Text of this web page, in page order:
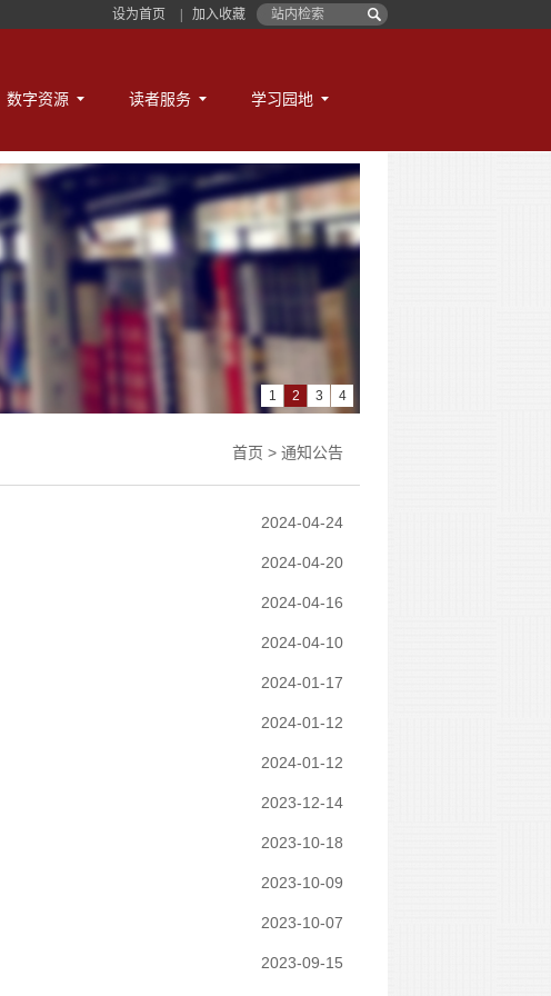
设为首页 加入收藏
数字资源 读者服务 学习园地
1 2 3 4
首页 > 通知公告
2024-04-24
2024-04-20
2024-04-16
2024-04-10
2024-01-17
2024-01-12
2024-01-12
2023-12-14
2023-10-18
2023-10-09
2023-10-07
2023-09-15